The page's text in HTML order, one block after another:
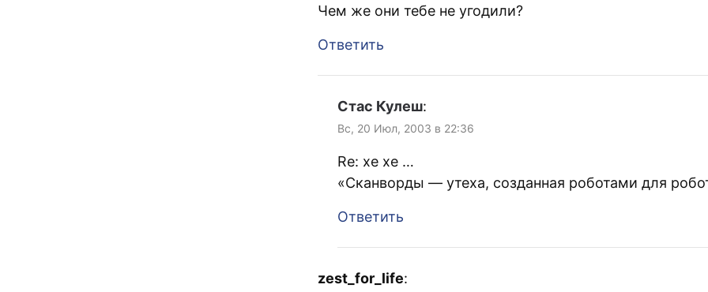
Чем же они тебе не угодили?
Ответить
Стас Кулеш:
Вс, 20 Июл, 2003 в 22:36
Re: хе хе …
«Сканворды — утеха, созданная роботами для
Ответить
zest_for_life: